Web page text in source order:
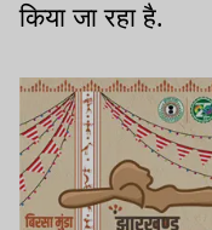
किया जा रहा है.